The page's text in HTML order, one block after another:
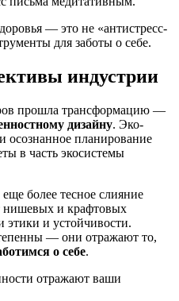
— это не «антистресс-
для заботы о себе.
индустрии
прошла трансформацию —
дизайну. Эко-
осознанное планирование
в часть экосистемы
более тесное слияние
нишевых и крафтовых
этики и устойчивости.
— они отражают то,
о себе.
отражают ваши